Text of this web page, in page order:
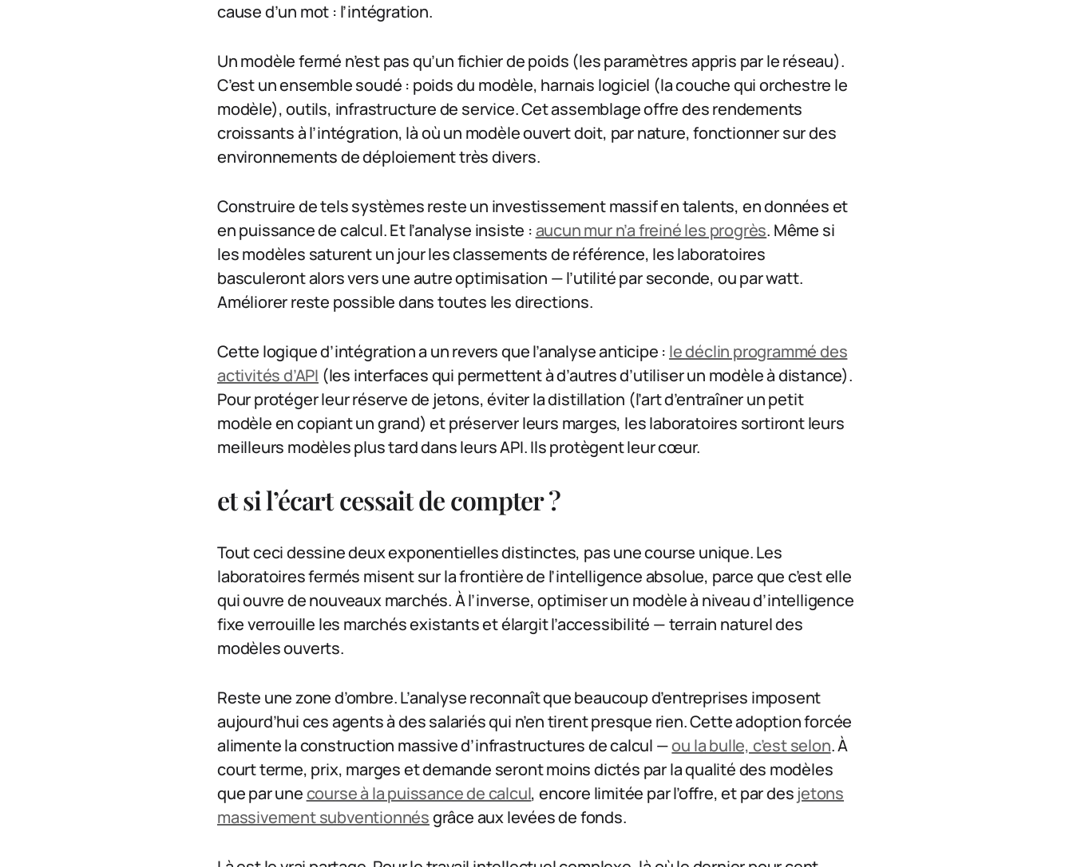
cause d’un mot : l’intégration.
Un modèle fermé n’est pas qu’un fichier de poids (les paramètres appris par le réseau).
C’est un ensemble soudé : poids du modèle, harnais logiciel (la couche qui orchestre le
modèle), outils, infrastructure de service. Cet assemblage offre des rendements
croissants à l’intégration, là où un modèle ouvert doit, par nature, fonctionner sur des
environnements de déploiement très divers.
Construire de tels systèmes reste un investissement massif en talents, en données et
en puissance de calcul. Et l’analyse insiste :aucun mur n’a freiné les progrès. Même si
les modèles saturent un jour les classements de référence, les laboratoires
basculeront alors vers une autre optimisation — l’utilité par seconde, ou par watt.
Améliorer reste possible dans toutes les directions.
Cette logique d’intégration a un revers que l’analyse anticipe : le déclin programmé des
activités d’API (les interfaces qui permettent à d’autres d’utiliser un modèle à distance).
Pour protéger leur réserve de jetons, éviter la distillation (l’art d’entraîner un petit
modèle en copiant un grand) et préserver leurs marges, les laboratoires sortiront leurs
meilleurs modèles plus tard dans leurs API. Ils protègent leur cœur.
et si l’écart cessait de compter ?
Tout ceci dessine deux exponentielles distinctes, pas une course unique. Les
laboratoires fermés misent sur la frontière de l’intelligence absolue, parce que c’est elle
qui ouvre de nouveaux marchés. À l’inverse, optimiser un modèle à niveau d’intelligence
fixe verrouille les marchés existants et élargit l’accessibilité — terrain naturel des
modèles ouverts.
Reste une zone d’ombre. L’analyse reconnaît que beaucoup d’entreprises imposent
aujourd’hui ces agents à des salariés qui n’en tirent presque rien. Cette adoption forcée
alimente la construction massive d’infrastructures de calcul —ou la bulle, c’est selon. À
court terme, prix, marges et demande seront moins dictés par la qualité des modèles
que par unecourse à la puissance de calcul, encore limitée par l’offre, et par des jetons
massivement subventionnésgrâce aux levées de fonds.